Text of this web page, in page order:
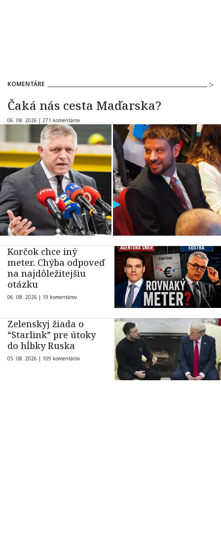
KOMENTÁRE
Čaká nás cesta Maďarska?
06. 08. 2026 | 271 komentárov
Korčok chce iný
meter. Chýba odpoveď
na najdôležitejšiu
otázku
06. 08. 2026 | 19 komentárov
Zelenskyj žiada o
“Starlink” pre útoky
do hĺbky Ruska
05. 08. 2026 | 109 komentárov